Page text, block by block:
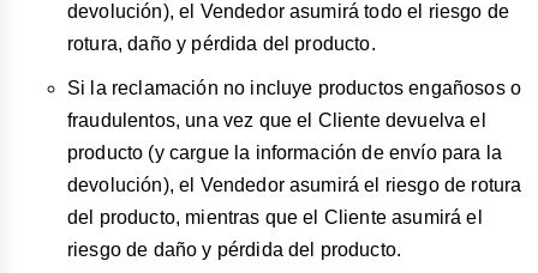
devolución), el Vendedor asumirá todo el riesgo de
rotura, daño y pérdida del producto.
Si la reclamación no incluye productos engañosos o
fraudulentos, una vez que el Cliente devuelva el
producto (y cargue la información de envío para la
devolución), el Vendedor asumirá el riesgo de rotura
del producto, mientras que el Cliente asumirá el
riesgo de daño y pérdida del producto.